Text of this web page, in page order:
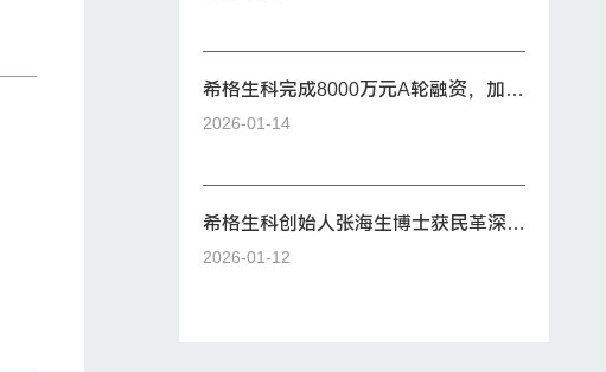
希格生科完成8000万元A轮融资，加速
“类器官+AI”创新药管线全球临床开发
2026-01-14
希格生科创始人张海生博士获民革深圳
市委“2025年度社会服务工作先进个人
2026-01-12